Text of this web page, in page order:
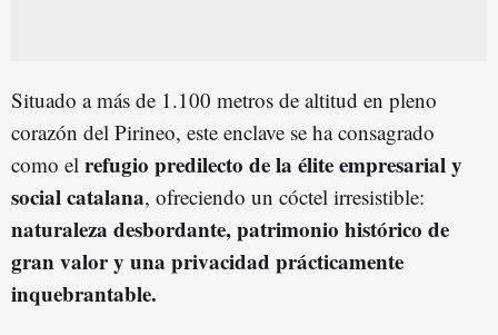
Situado a más de 1.100 metros de altitud en pleno
corazón del Pirineo, este enclave se ha consagrado
como el refugio predilecto de la élite empresarial y
social catalana, ofreciendo un cóctel irresistible:
naturaleza desbordante, patrimonio histórico de
gran valor y una privacidad prácticamente
inquebrantable.